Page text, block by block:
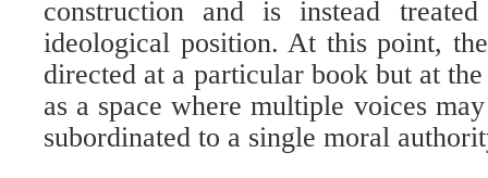
construction and is instead
ideological position. At this point,
directed at a particular book but at
as a space where multiple voices
subordinated to a single moral